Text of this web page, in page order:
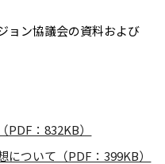
ョン協議会の資料および
：832KB）
ついて（PDF：399KB）